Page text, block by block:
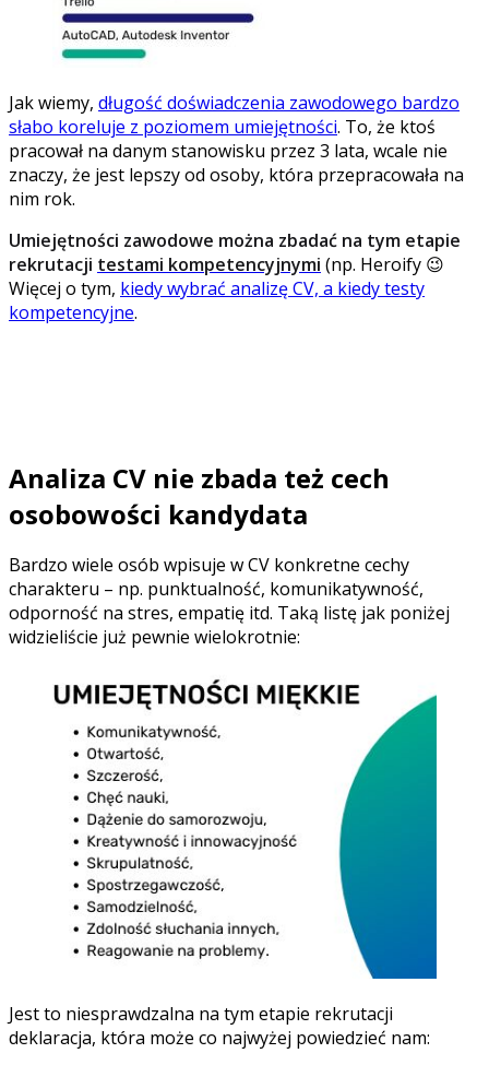
Jak wiemy, długość doświadczenia zawodowego bardzo
słabo koreluje z poziomem umiejętności. To, że ktoś
pracował na danym stanowisku przez 3 lata, wcale nie
znaczy, że jest lepszy od osoby, która przepracowała na
nim rok.
Umiejętności zawodowe można zbadać na tym etapie
rekrutacji testami kompetencyjnymi (np. Heroify 😉
Więcej o tym, kiedy wybrać analizę CV, a kiedy testy
kompetencyjne.
Analiza CV nie zbada też cech
osobowości kandydata
Bardzo wiele osób wpisuje w CV konkretne cechy
charakteru – np. punktualność, komunikatywność,
odporność na stres, empatię itd. Taką listę jak poniżej
widzieliście już pewnie wielokrotnie:
Jest to niesprawdzalna na tym etapie rekrutacji
deklaracja, która może co najwyżej powiedzieć nam: